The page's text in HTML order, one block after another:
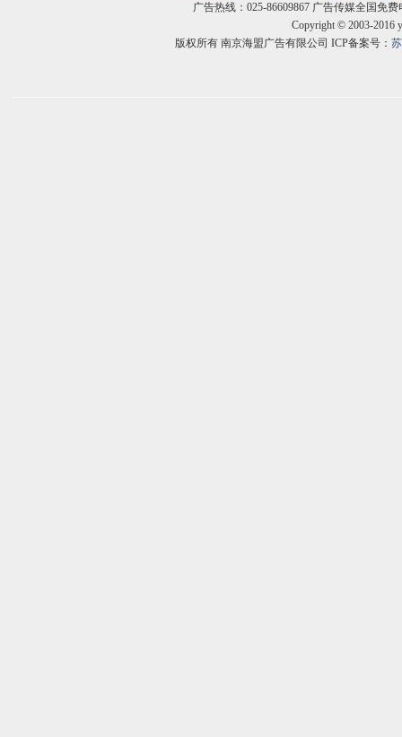
广告热线：025-86609867 广告传媒全国免费
Copyright © 2003-2016
版权所有 南京海盟广告有限公司 ICP备案号：